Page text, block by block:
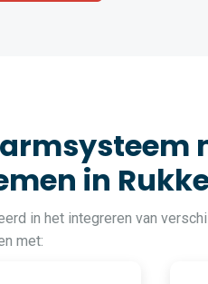
in
in het integreren van
met: